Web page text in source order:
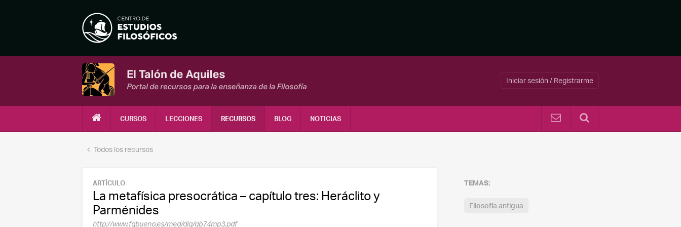
Iniciar sesión / Registrarme
CURSOS LECCIONES RECURSOS BLOG NOTICIAS
Todos los recursos
ARTÍCULO
La metafísica presocrática – capítulo tres: Heráclito y
Parménides
http://www.fgbueno.es/med/dig/gb74mp3.pdf
TEMAS:
Filosofía antigua